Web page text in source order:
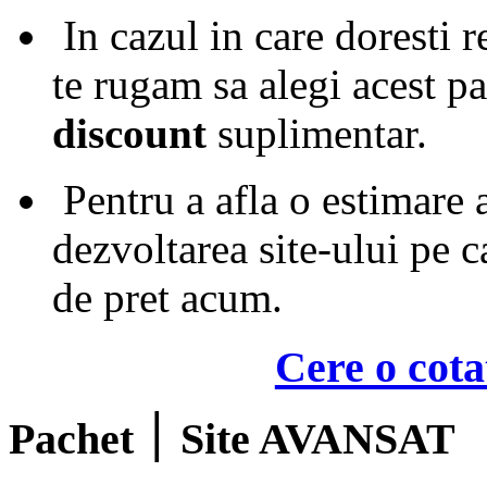
In cazul in care doresti
te rugam sa alegi acest
discount suplimentar.
Pentru a afla o estimare
dezvoltarea site-ului pe
de pret acum.
Cere o
Pachet ׀ Site AVANSAT